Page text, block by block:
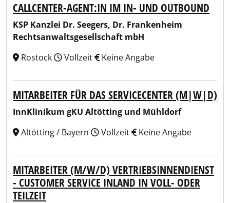
CALLCENTER-AGENT:IN IM IN- UND OUTBOUND
KSP Kanzlei Dr. Seegers, Dr. Frankenheim
Rechtsanwaltsgesellschaft mbH
Rostock
Vollzeit Keine Angabe
MITARBEITER FÜR DAS SERVICECENTER (M|W|D)
InnKlinikum gKU Altötting und Mühldorf
Altötting / Bayern
Vollzeit Keine Angabe
MITARBEITER (M/W/D) VERTRIEBSINNENDIENST
- CUSTOMER SERVICE INLAND IN VOLL- ODER
TEILZEIT